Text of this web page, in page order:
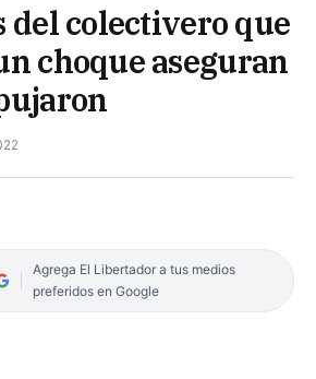
del colectivero que
choque aseguran
Agrega El Libertador a tus medios
preferidos en Google